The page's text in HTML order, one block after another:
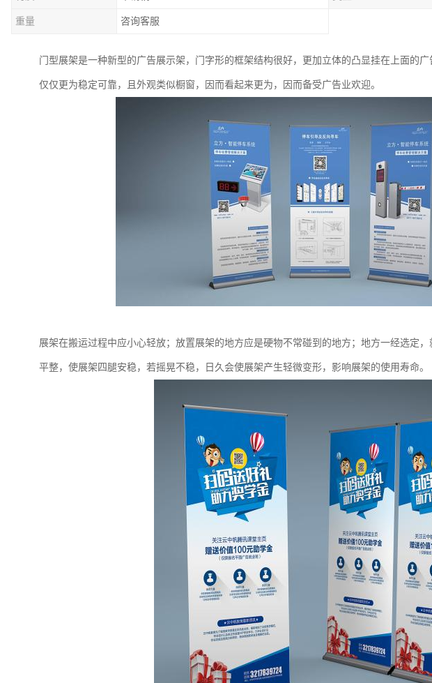
重量 咨询客服
门型展架是一种新型的广告展示架，门字形的框架结构很好，更加立体的凸显挂在上面的
仅仅更为稳定可靠，且外观类似橱窗，因而看起来更为，因而备受广告业欢迎。
展架在搬运过程中应小心轻放；放置展架的地方应是硬物不常碰到的地方；地方一经选定
平整，使展架四腿安稳，若摇晃不稳，日久会使展架产生轻微变形，影响展架的使用寿命。